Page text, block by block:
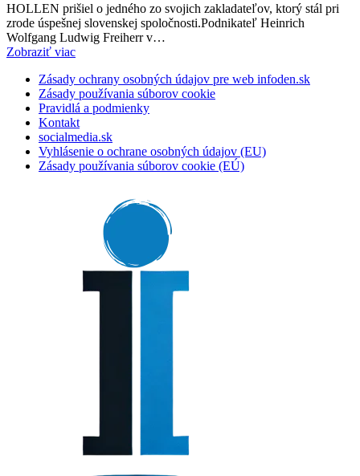
HOLLEN prišiel o jedného zo svojich zakladateľov, ktorý stál pri
zrode úspešnej slovenskej spoločnosti.Podnikateľ Heinrich
Wolfgang Ludwig Freiherr v…
Zobraziť viac
Zásady ochrany osobných údajov pre web infoden.sk
Zásady používania súborov cookie
Pravidlá a podmienky
Kontakt
socialmedia.sk
Vyhlásenie o ochrane osobných údajov (EU)
Zásady používania súborov cookie (EÚ)